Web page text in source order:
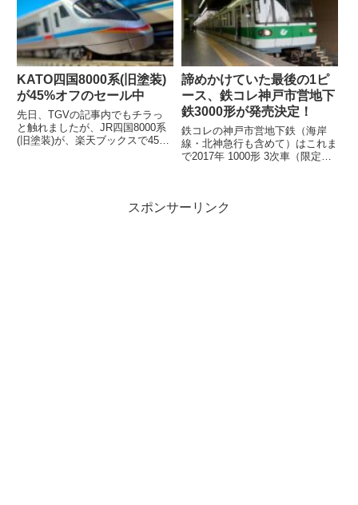
KATO四国8000系(旧塗装)
が45%オフのセール中
先日、TGVの記事内でもチラっ
と触れましたが、JR四国8000系
(旧塗装)が、楽天ブックスで45%
諦めかけていた最後の1ピ
ース、鉄コレ神戸市営地下
鉄3000形が発売決定！
鉄コレの神戸市営地下鉄（海岸
線・北神急行も含めて）はこれま
で2017年 1000形 3次車（限定）
スポンサーリンク